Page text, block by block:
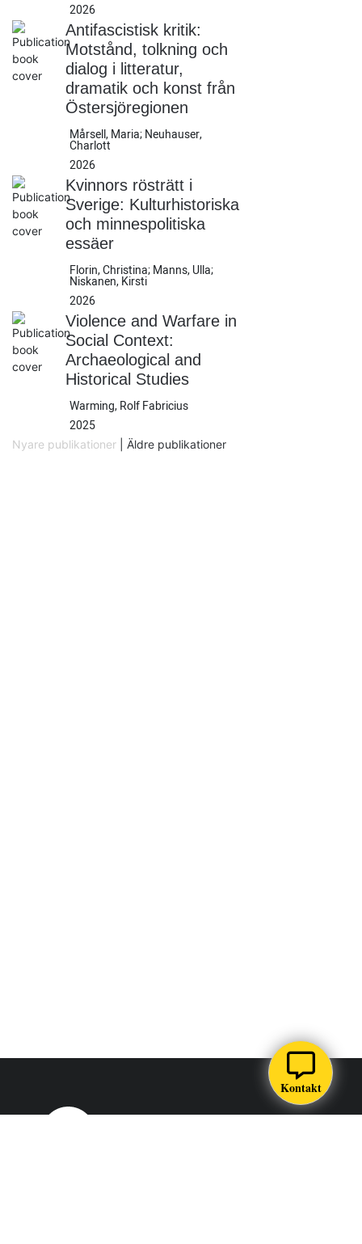
2026
Antifascistisk kritik:
Motstånd, tolkning och
dialog i litteratur,
dramatik och konst från
Östersjöregionen
Mårsell, Maria; Neuhauser,
Charlott
2026
Kvinnors rösträtt i
Sverige: Kulturhistoriska
och minnespolitiska
essäer
Florin, Christina; Manns, Ulla;
Niskanen, Kirsti
2026
Violence and Warfare in
Social Context:
Archaeological and
Historical Studies
Warming, Rolf Fabricius
2025
Nyare publikationer Äldre publikationer
Kontakt